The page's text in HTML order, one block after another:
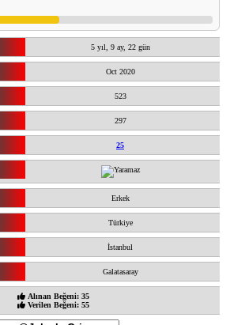
5 yıl, 9 ay, 22 gün
Oct 2020
523
297
25
Erkek
Türkiye
İstanbul
Galatasaray
Alınan Beğeni: 35
Verilen Beğeni: 55